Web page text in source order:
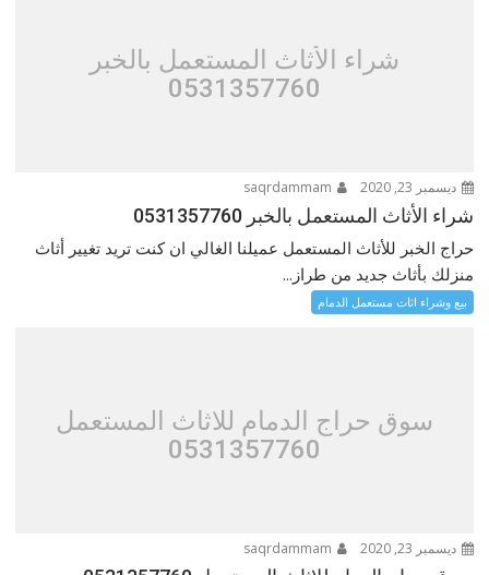
شراء الأثاث المستعمل بالخبر
0531357760
ديسمبر 23, 2020
شراء الأثاث المستعمل بالخبر 0531357760
حراج الخبر للأثاث المستعمل عميلنا الغالي ان كنت تريد تغيير أثاث
منزلك بأثاث جديد من طراز...
بيع وشراء اثاث مستعمل الدمام
سوق حراج الدمام للاثاث المستعمل
0531357760
ديسمبر 23, 2020